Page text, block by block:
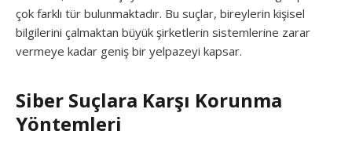
çok farklı tür bulunmaktadır. Bu suçlar, bireylerin kişisel
bilgilerini çalmaktan büyük şirketlerin sistemlerine zarar
vermeye kadar geniş bir yelpazeyi kapsar.
Siber Suçlara Karşı Korunma
Yöntemleri